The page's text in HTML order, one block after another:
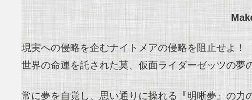
現実への侵略を企むナイトメアの侵略を阻止せよ！
世界の命運を託された莫、仮面ライダーゼッツの夢
常に夢を自覚し、思い通りに操れる『明晰夢』の力